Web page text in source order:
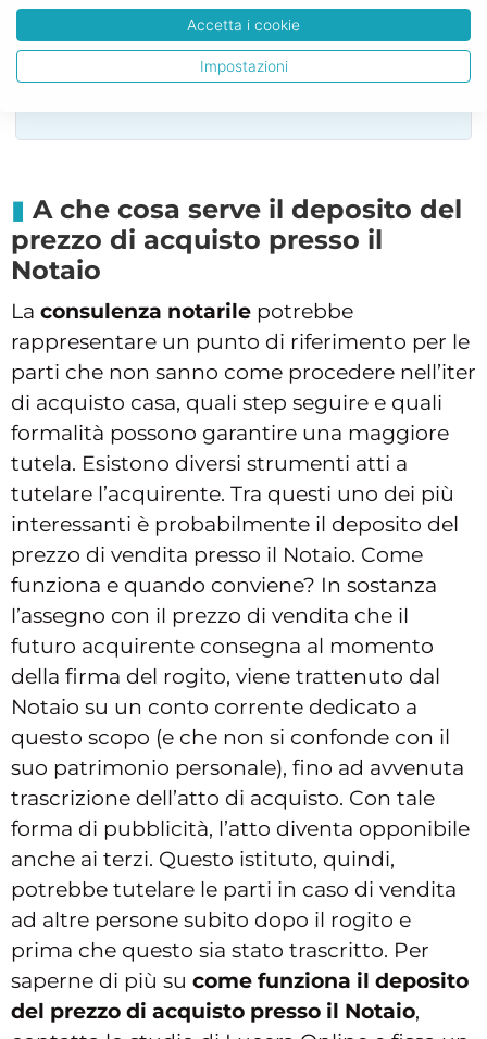
Contatta il Notaio Gratis
Fai un PREVENTIVO
A che cosa serve il deposito del
prezzo di acquisto presso il
Notaio
La consulenza notarile potrebbe
rappresentare un punto di riferimento per le
parti che non sanno come procedere nell’iter
di acquisto casa, quali step seguire e quali
formalità possono garantire una maggiore
tutela. Esistono diversi strumenti atti a
tutelare l’acquirente. Tra questi uno dei più
interessanti è probabilmente il deposito del
prezzo di vendita presso il Notaio. Come
funziona e quando conviene? In sostanza
l’assegno con il prezzo di vendita che il
futuro acquirente consegna al momento
della firma del rogito, viene trattenuto dal
Notaio su un conto corrente dedicato a
questo scopo (e che non si confonde con il
suo patrimonio personale), fino ad avvenuta
trascrizione dell’atto di acquisto. Con tale
forma di pubblicità, l’atto diventa opponibile
anche ai terzi. Questo istituto, quindi,
potrebbe tutelare le parti in caso di vendita
ad altre persone subito dopo il rogito e
prima che questo sia stato trascritto. Per
saperne di più su come funziona il deposito
del prezzo di acquisto presso il Notaio,
Accetta i cookie
Impostazioni